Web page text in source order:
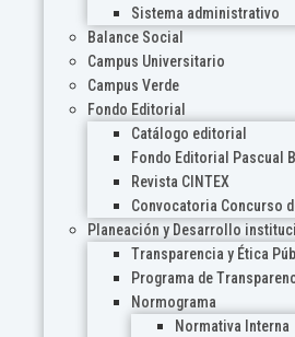
Sistema administrativo
Balance Social
Campus Universitario
Campus Verde
Fondo Editorial
Catálogo editorial
Fondo Editorial Pascual
Revista CINTEX
Convocatoria Concurso
Planeación y Desarrollo
Transparencia y Ética
Programa de
Normograma
Normativa Interna